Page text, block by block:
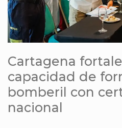
Cartagena
capacidad de
bomberil con
nacional